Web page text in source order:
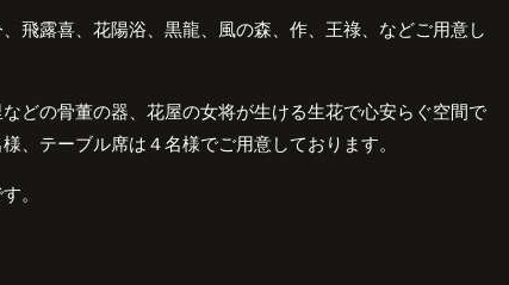
飛露喜、花陽浴、黒龍、風の森、作、王祿、などご用意し
どの骨董の器、花屋の女将が生ける生花で心安らぐ空間で
、テーブル席は４名様でご用意しております。
。